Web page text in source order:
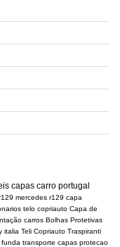
capas carro portugal
mercedes r129 capa
telo copriauto Capa de
carros Bolhas Protetivas
italia Teli Copriauto Traspiranti
funda transporte capas protecao